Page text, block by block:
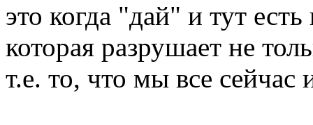
это когда "дай" и тут
которая разрушает не
т.е. то, что мы все сейчас